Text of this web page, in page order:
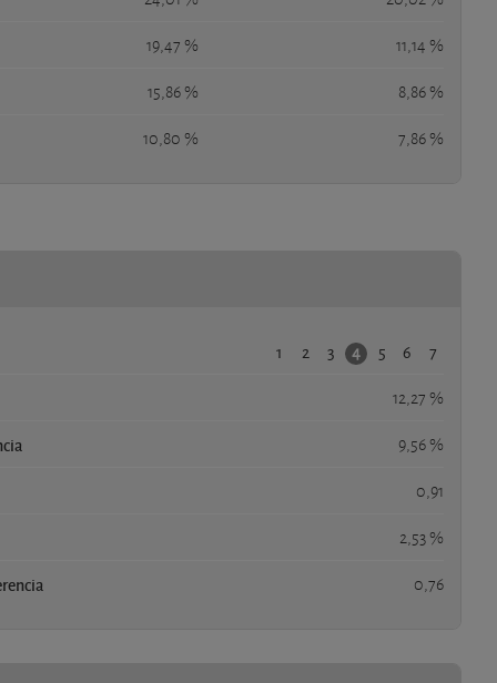
19,47 % 11,14 %
15,86 % 8,86 %
10,80 % 7,86 %
1 2 3 4 5 6 7
12,27 %
9,56 %
0,91
2,53 %
0,76